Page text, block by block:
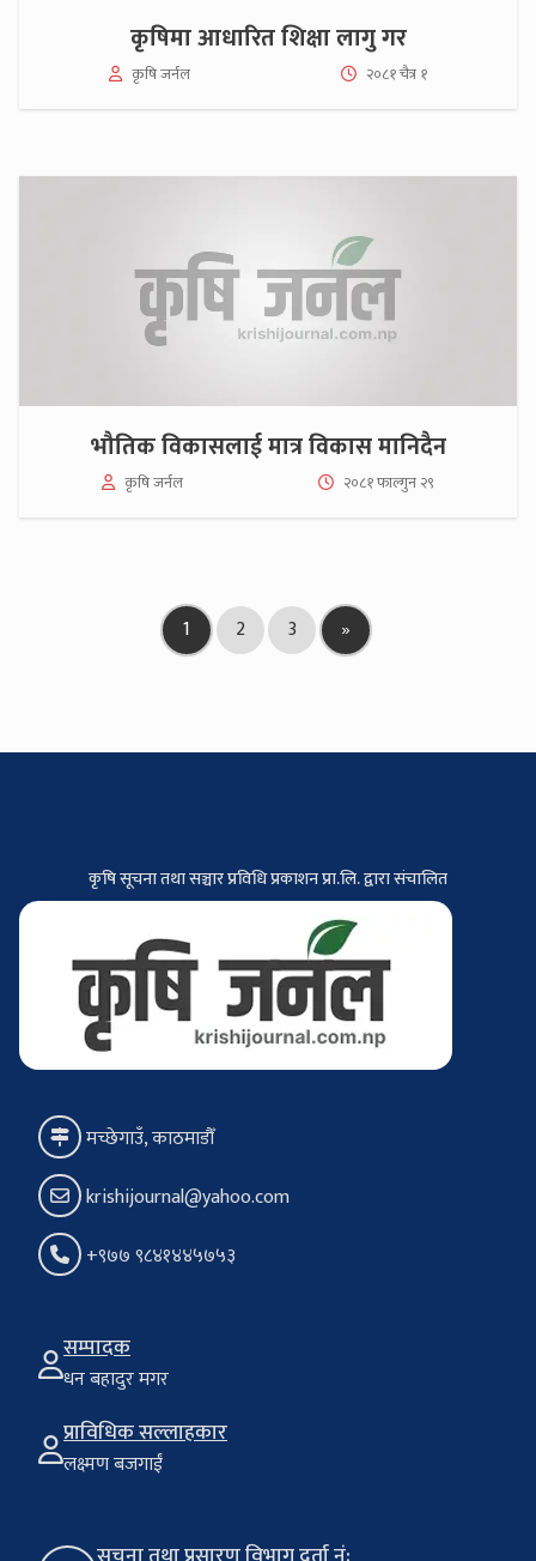
कृषिमा आधारित शिक्षा लागु गर
कृषि जर्नल २०८१ चैत्र १
भौतिक विकासलाई मात्र विकास मानिदैन
कृषि जर्नल २०८१ फाल्गुन २९
1 2 3 »
कृषि सूचना तथा सञ्चार प्रविधि प्रकाशन प्रा.लि. द्वारा संचालित
मच्छेगाउँ, काठमाडौँ
krishijournal@yahoo.com
+९७७ ९८४१४४५७५३
सम्पादक
धन बहादुर मगर
प्राविधिक सल्लाहकार
लक्ष्मण बजगाईं